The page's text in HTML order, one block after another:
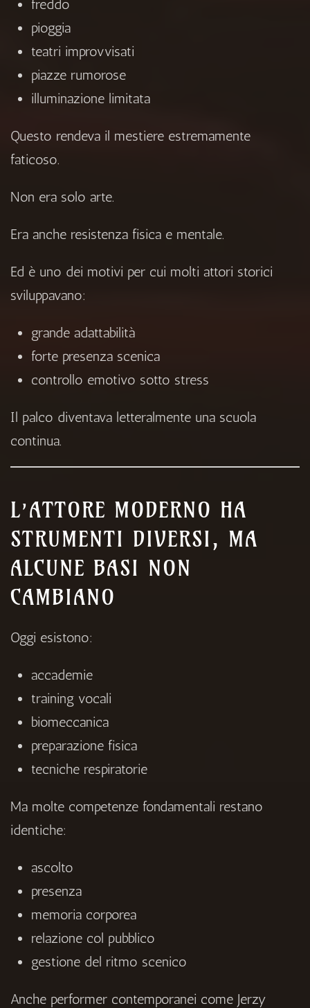
freddo
pioggia
teatri improvvisati
piazze rumorose
illuminazione limitata
Questo rendeva il mestiere estremamente
faticoso.
Non era solo arte.
Era anche resistenza fisica e mentale.
Ed è uno dei motivi per cui molti attori storici
sviluppavano:
grande adattabilità
forte presenza scenica
controllo emotivo sotto stress
Il palco diventava letteralmente una scuola
continua.
L’ATTORE MODERNO HA
STRUMENTI DIVERSI, MA
ALCUNE BASI NON
CAMBIANO
Oggi esistono:
accademie
training vocali
biomeccanica
preparazione fisica
tecniche respiratorie
Ma molte competenze fondamentali restano
identiche:
ascolto
presenza
memoria corporea
relazione col pubblico
gestione del ritmo scenico
Anche performer contemporanei come Jerzy